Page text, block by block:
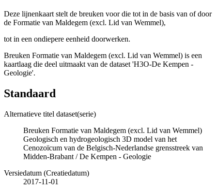
Deze lijnenkaart stelt de breuken voor die tot in de basis van of door
de Formatie van Maldegem (excl. Lid van Wemmel),
tot in een ondiepere eenheid doorwerken.
Breuken Formatie van Maldegem (excl. Lid van Wemmel) is een
kaartlaag die deel uitmaakt van de dataset 'H3O-De Kempen -
Geologie'.
Standaard
Alternatieve titel dataset(serie)
Breuken Formatie van Maldegem (excl. Lid van Wemmel)
Geologisch en hydrogeologisch 3D model van het
Cenozoïcum van de Belgisch-Nederlandse grensstreek van
Midden-Brabant / De Kempen - Geologie
Versiedatum (Creatiedatum)
2017-11-01